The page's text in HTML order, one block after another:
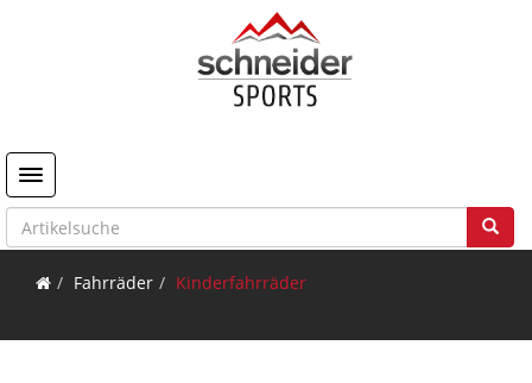
Toggle navigation
Fahrräder Kinderfahrräder